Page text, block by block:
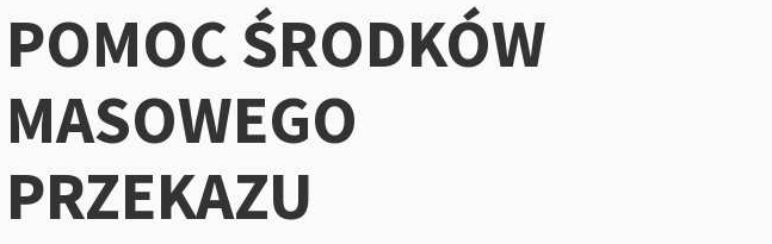
POMOC ŚRODKÓW
MASOWEGO
PRZEKAZU